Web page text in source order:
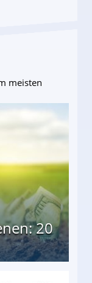
meisten
20